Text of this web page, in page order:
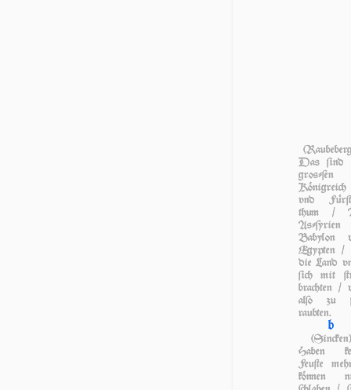
Das ſind
groſ­ſen
Königreich
vnd
thum /
Babylon
Egyp­ten /
die Land
ſich mit
brachten /
al­ſo zu
raubten.
b
(Sincken)
Haben
Feuſte
können